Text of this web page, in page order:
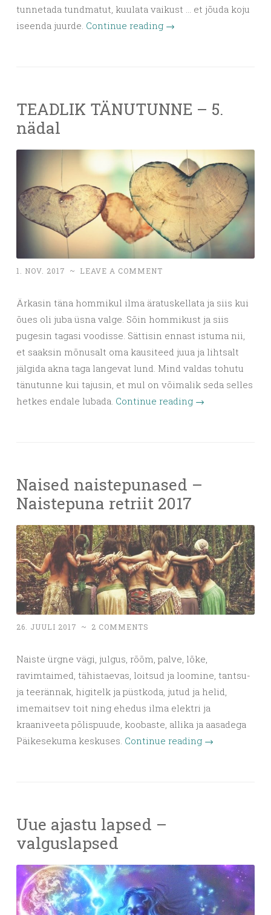
tunnetada tundmatut, kuulata vaikust … et jõuda koju
iseenda juurde. Continue reading →
TEADLIK TÄNUTUNNE – 5.
nädal
1. NOV. 2017 ~ LEAVE A COMMENT
Ärkasin täna hommikul ilma äratuskellata ja siis kui
õues oli juba üsna valge. Sõin hommikust ja siis
pugesin tagasi voodisse. Sättisin ennast istuma nii,
et saaksin mõnusalt oma kausiteed juua ja lihtsalt
jälgida akna taga langevat lund. Mind valdas tohutu
tänutunne kui tajusin, et mul on võimalik seda selles
hetkes endale lubada. Continue reading →
Naised naistepunased –
Naistepuna retriit 2017
26. JUULI 2017 ~ 2 COMMENTS
Naiste ürgne vägi, julgus, rõõm, palve, lõke,
ravimtaimed, tähistaevas, loitsud ja loomine, tantsu-
ja teerännak, higitelk ja püstkoda, jutud ja helid,
imemaitsev toit ning ehedus ilma elektri ja
kraaniveeta põlispuude, koobaste, allika ja aasadega
Päikesekuma keskuses. Continue reading →
Uue ajastu lapsed –
valguslapsed